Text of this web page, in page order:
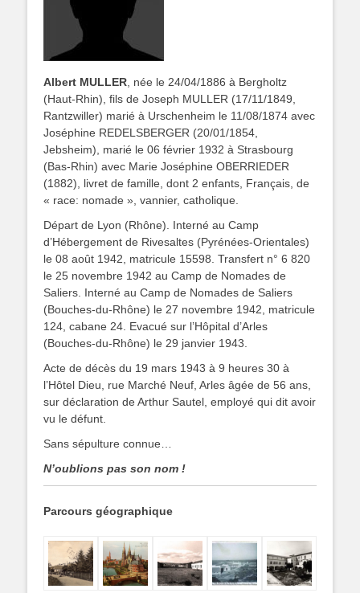
Albert MULLER , née le 24/04/1886 à Bergholtz
(Haut-Rhin), fils de Joseph MULLER (17/11/1849,
Rantzwiller) marié à Urschenheim le 11/08/1874 avec
Joséphine REDELSBERGER (20/01/1854,
Jebsheim), marié le 06 février 1932 à Strasbourg
(Bas-Rhin) avec Marie Joséphine OBERRIEDER
(1882), livret de famille, dont 2 enfants, Français, de
« race: nomade », vannier, catholique.
Départ de Lyon (Rhône). Interné au Camp
d’Hébergement de Rivesaltes (Pyrénées-Orientales)
le 08 août 1942, matricule 15598. Transfert n° 6 820
le 25 novembre 1942 au Camp de Nomades de
Saliers. Interné au Camp de Nomades de Saliers
(Bouches-du-Rhône) le 27 novembre 1942, matricule
124, cabane 24. Evacué sur l’Hôpital d’Arles
(Bouches-du-Rhône) le 29 janvier 1943.
Acte de décès du 19 mars 1943 à 9 heures 30 à
l’Hôtel Dieu, rue Marché Neuf, Arles âgée de 56 ans,
sur déclaration de Arthur Sautel, employé qui dit avoir
vu le défunt.
Sans sépulture connue…
N’oublions pas son nom !
Parcours géographique